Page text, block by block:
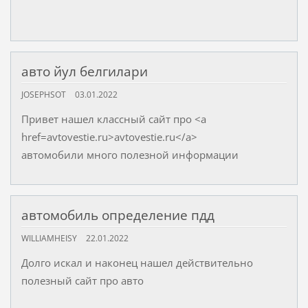
авто йул белгилари
JOSEPHSOT 03.01.2022
Привет нашел классный сайт про <a
href=avtovestie.ru>avtovestie.ru</a>
автомобили много полезной информации
автомобиль определение пдд
WILLIAMHEISY 22.01.2022
Долго искал и наконец нашел действительно
полезный сайт про авто